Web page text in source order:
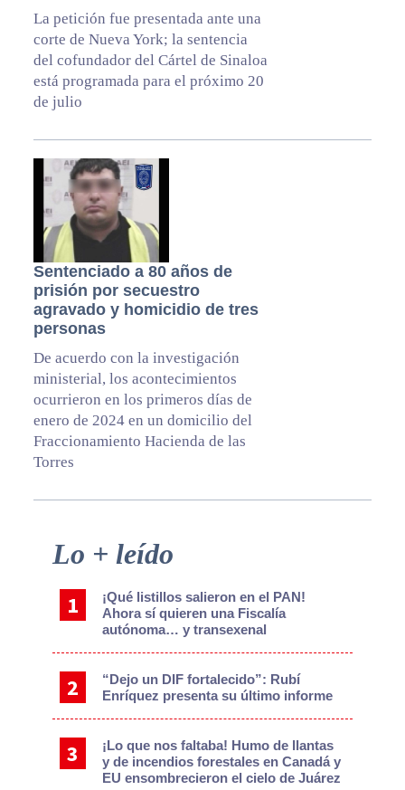
La petición fue presentada ante una
corte de Nueva York; la sentencia
del cofundador del Cártel de Sinaloa
está programada para el próximo 20
de julio
Sentenciado a 80 años de
prisión por secuestro
agravado y homicidio de tres
personas
De acuerdo con la investigación
ministerial, los acontecimientos
ocurrieron en los primeros días de
enero de 2024 en un domicilio del
Fraccionamiento Hacienda de las
Torres
Primary
Lo + leído
¡Qué listillos salieron en el PAN!
Ahora sí quieren una Fiscalía
autónoma… y transexenal
“Dejo un DIF fortalecido”: Rubí
Enríquez presenta su último informe
¡Lo que nos faltaba! Humo de llantas
y de incendios forestales en Canadá y
EU ensombrecieron el cielo de Juárez